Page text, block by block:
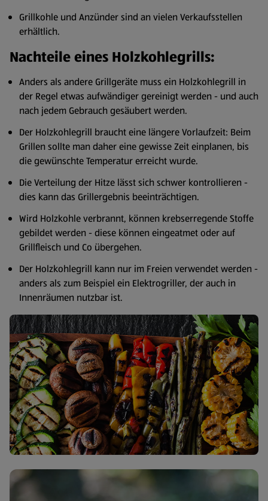
Grillkohle und Anzünder sind an vielen Verkaufsstellen
erhältlich.
Nachteile eines Holzkohlegrills:
Anders als andere Grillgeräte muss ein Holzkohlegrill in
der Regel etwas aufwändiger gereinigt werden - und auch
nach jedem Gebrauch gesäubert werden.
Der Holzkohlegrill braucht eine längere Vorlaufzeit: Beim
Grillen sollte man daher eine gewisse Zeit einplanen, bis
die gewünschte Temperatur erreicht wurde.
Die Verteilung der Hitze lässt sich schwer kontrollieren -
dies kann das Grillergebnis beeinträchtigen.
Wird Holzkohle verbrannt, können krebserregende Stoffe
gebildet werden - diese können eingeatmet oder auf
Grillfleisch und Co übergehen.
Der Holzkohlegrill kann nur im Freien verwendet werden -
anders als zum Beispiel ein Elektrogriller, der auch in
Innenräumen nutzbar ist.